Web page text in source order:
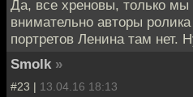
Да, все хреновы, только
внимательно авторы
портретов Ленина там нет.
Smolk »
#23 | 13.04.16 18:13